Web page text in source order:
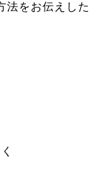
法をお伝えした